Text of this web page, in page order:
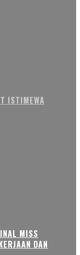
ISTIMEWA
MISS
DAN